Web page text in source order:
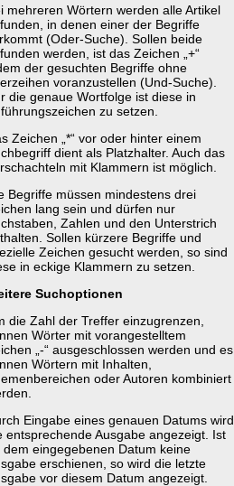
mehreren Wörtern werden alle Artikel
in denen einer der Begriffe
(Oder-Suche). Sollen beide
werden, ist das Zeichen „+“
der gesuchten Begriffe ohne
voranzustellen (Und-Suche).
die genaue Wortfolge ist diese in
zu setzen.
Zeichen „*“ vor oder hinter einem
dient als Platzhalter. Auch das
mit Klammern ist möglich.
Begriffe müssen mindestens drei
lang sein und dürfen nur
Zahlen und den Unterstrich
Sollen kürzere Begriffe und
Zeichen gesucht werden, so sind
in eckige Klammern zu setzen.
Suchoptionen
die Zahl der Treffer einzugrenzen,
Wörter mit vorangestelltem
„-“ ausgeschlossen werden und es
Wörtern mit Inhalten,
oder Autoren kombiniert
Eingabe eines genauen Datums wird
entsprechende Ausgabe angezeigt. Ist
dem eingegebenen Datum keine
erschienen, so wird die letzte
vor diesem Datum angezeigt.